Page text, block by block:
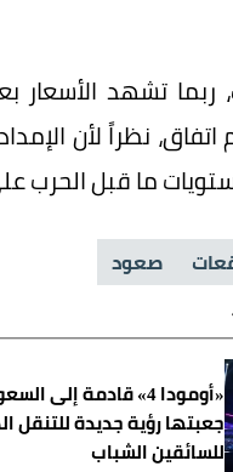
تشهد الأسعار
نظراً لأن
ما قبل الحرب
صعود
«أومودا 4» قادمة إلى
جعبتها رؤية جديدة للتنقل
للسائقين الشباب